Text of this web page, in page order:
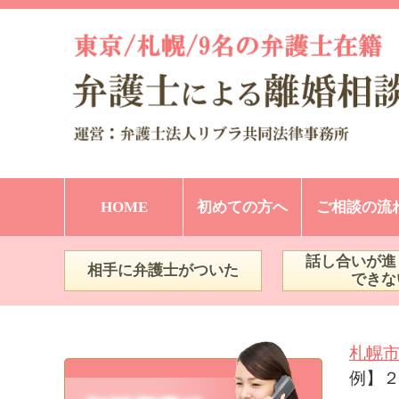
HOME 初めての方へ ご相談の流
相手に弁護士がついた
話し合いが
できな
札幌
例】